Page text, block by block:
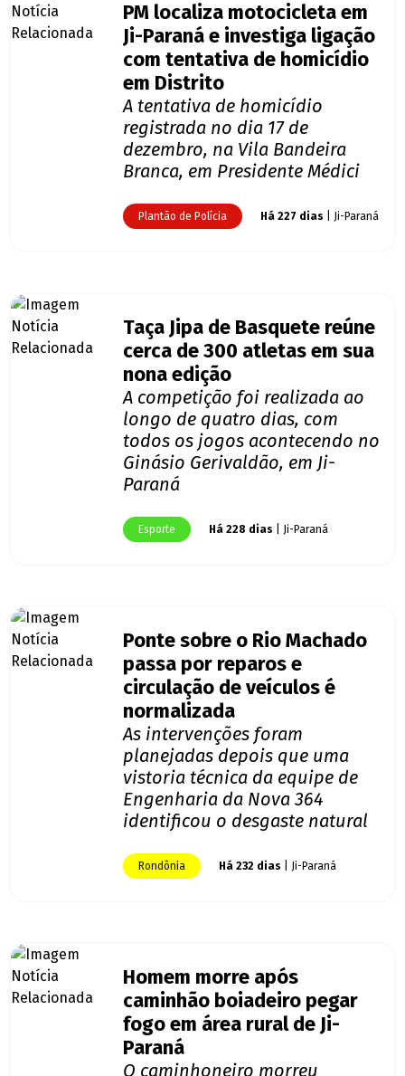
PM localiza motocicleta em
Ji-Paraná e investiga ligação
com tentativa de homicídio
em Distrito
A tentativa de homicídio
registrada no dia 17 de
dezembro, na Vila Bandeira
Branca, em Presidente Médici
Plantão de Polícia Há 227 dias | Ji-Paraná
Taça Jipa de Basquete reúne
cerca de 300 atletas em sua
nona edição
A competição foi realizada ao
longo de quatro dias, com
todos os jogos acontecendo no
Ginásio Gerivaldão, em Ji-
Paraná
Esporte Há 228 dias | Ji-Paraná
Ponte sobre o Rio Machado
passa por reparos e
circulação de veículos é
normalizada
As intervenções foram
planejadas depois que uma
vistoria técnica da equipe de
Engenharia da Nova 364
identificou o desgaste natural
Rondônia Há 232 dias | Ji-Paraná
Homem morre após
caminhão boiadeiro pegar
fogo em área rural de Ji-
Paraná
O caminhoneiro morreu